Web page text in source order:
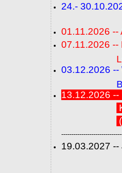
24.-
01.11.2026 --
07.11.2026 --
03.12.2026 --
Baden-
13.12.2026
19.03.2027